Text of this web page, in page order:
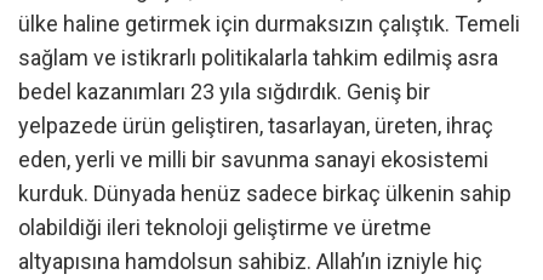
ülke haline getirmek için durmaksızın çalıştık. Temeli
sağlam ve istikrarlı politikalarla tahkim edilmiş asra
bedel kazanımları 23 yıla sığdırdık. Geniş bir
yelpazede ürün geliştiren, tasarlayan, üreten, ihraç
eden, yerli ve milli bir savunma sanayi ekosistemi
kurduk. Dünyada henüz sadece birkaç ülkenin sahip
olabildiği ileri teknoloji geliştirme ve üretme
altyapısına hamdolsun sahibiz. Allah’ın izniyle hiç